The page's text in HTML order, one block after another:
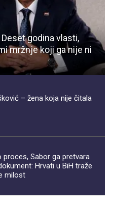
godina vlasti,
mržnje koji ga nije ni
– žena koja nije čitala
proces, Sabor ga pretvara
Hrvati u BiH traže
milost